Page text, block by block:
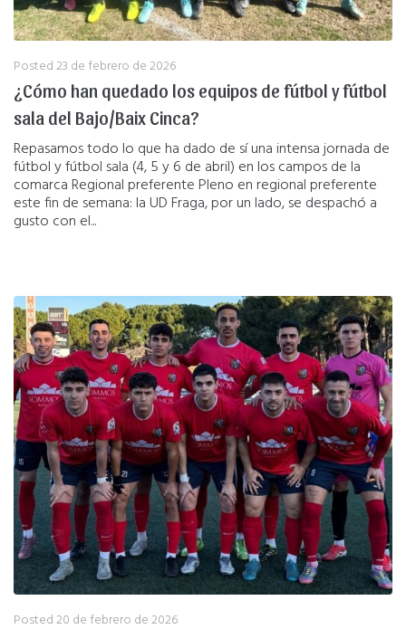
Posted23 de febrero de 2026
¿Cómo han quedado los equipos de fútbol y fútbol
sala del Bajo/Baix Cinca?
Repasamos todo lo que ha dado de sí una intensa jornada de
fútbol y fútbol sala (4, 5 y 6 de abril) en los campos de la
comarca Regional preferente Pleno en regional preferente
este fin de semana: la UD Fraga, por un lado, se despachó a
gusto con el...
Posted20 de febrero de 2026